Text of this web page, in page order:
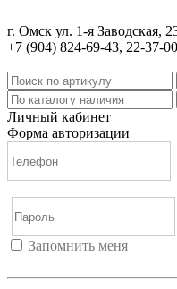
г. Омск ул. 1-я Заводская,
+7 (904) 824-69-43, 22-37-00
Личный кабинет
Форма авторизации
Запомнить меня